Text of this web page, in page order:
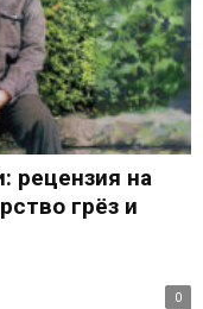
рецензия на
грёз и
0